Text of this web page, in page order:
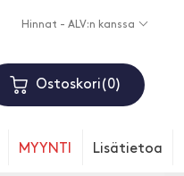
Hinnat - ALV:n kanssa
Ostoskori 0
MYYNTI Lisätietoa